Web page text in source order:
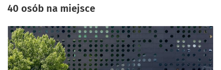
40 osób na miejsce